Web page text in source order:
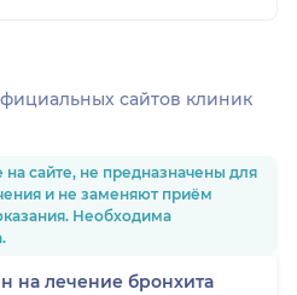
сайтов клиник
сайте, не предназначены для
и не заменяют приём
Необходима
на лечение бронхита